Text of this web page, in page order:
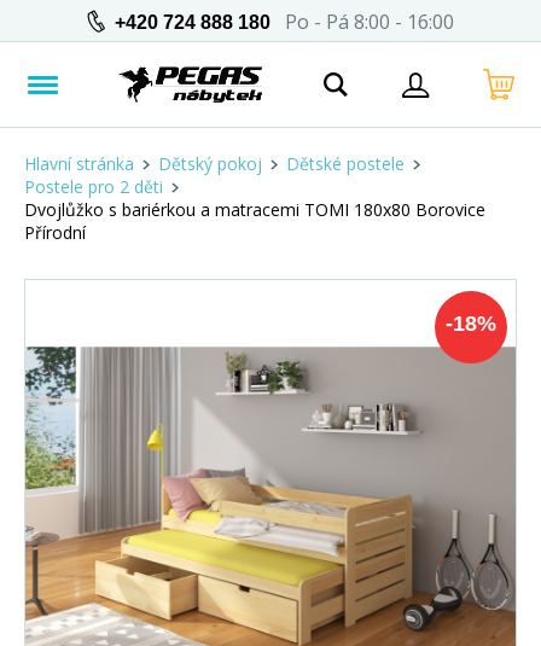
+420 724 888 180 Po - Pá 8:00 - 16:00
Hlavní stránka Dětský pokoj
Dětské postele
Postele pro 2 děti
Dvojlůžko s bariérkou a matracemi TOMI 180x80 Borovice
Přírodní
-18%